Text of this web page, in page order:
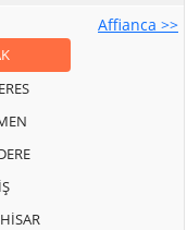
Affianca >>